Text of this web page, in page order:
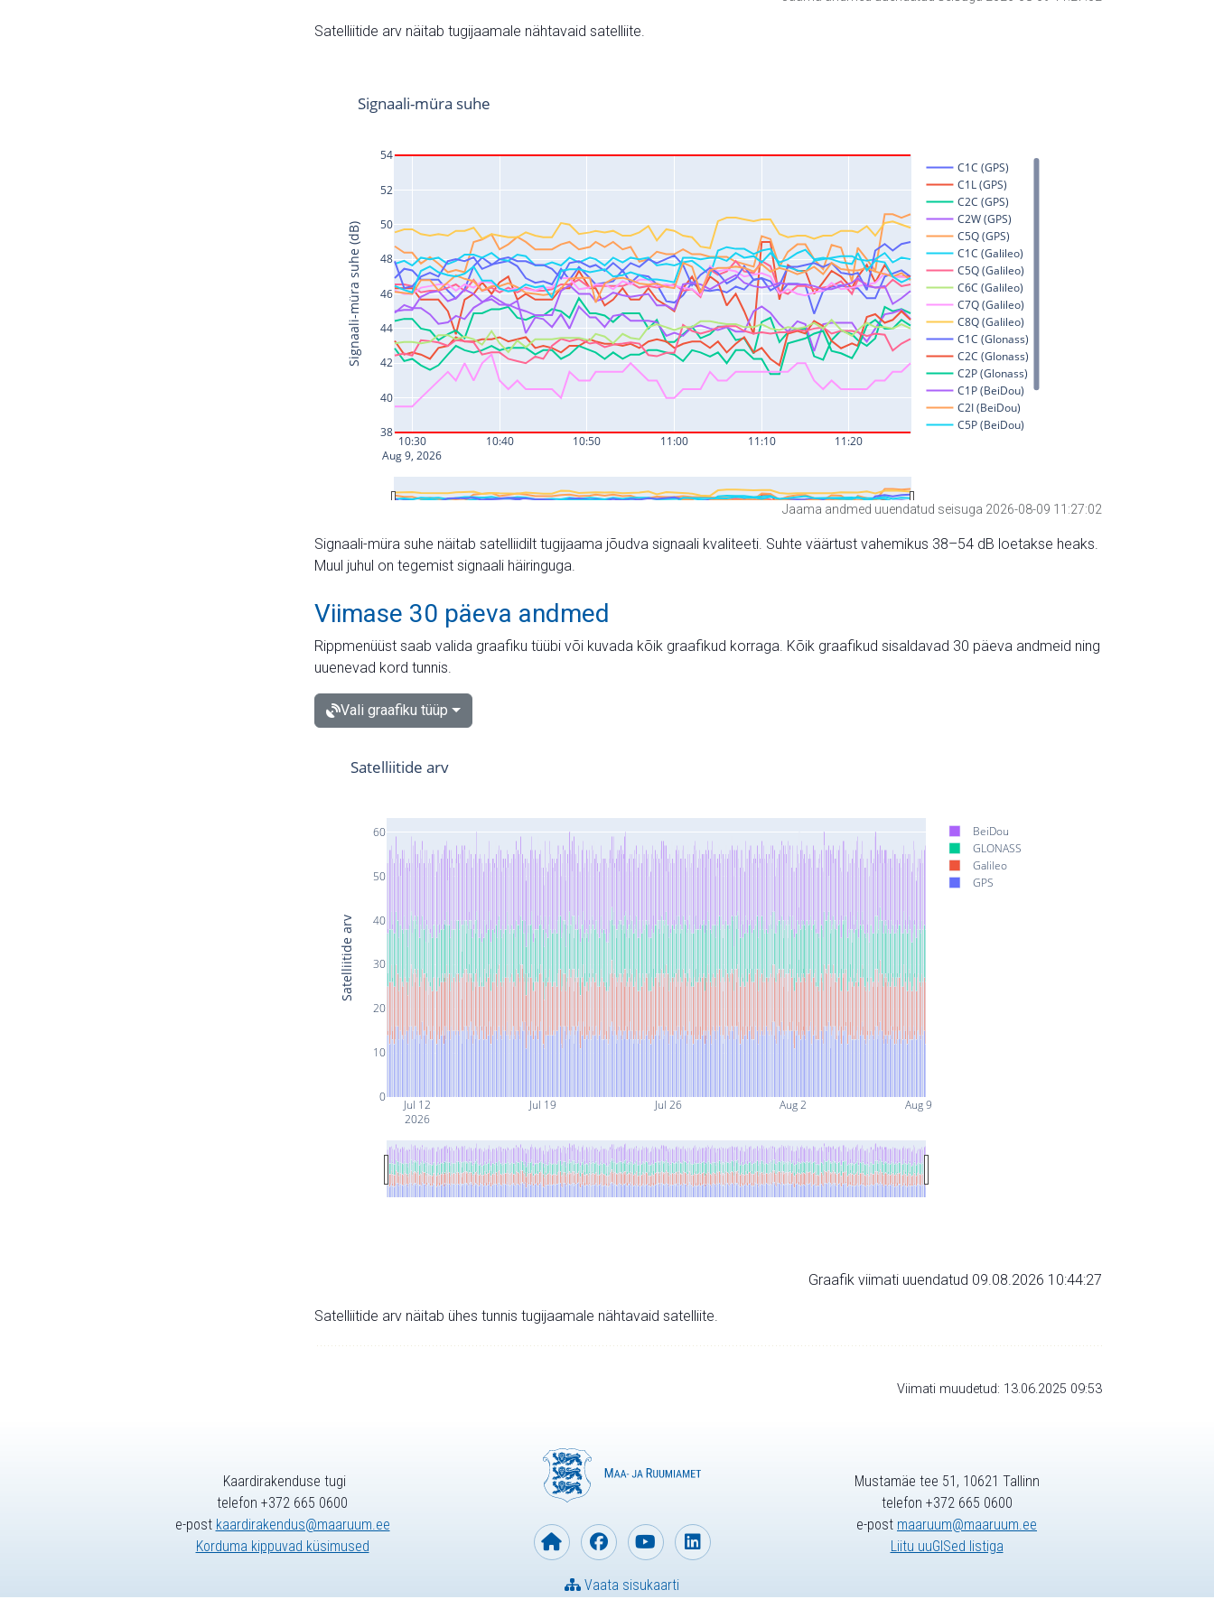
Satelliitide arv näitab tugijaamale nähtavaid satelliite.
Jaama andmed uuendatud seisuga 2026-08-09 11:27:02
Signaali-müra suhe näitab satelliidilt tugijaama jõudva signaali kvaliteeti. Suhte väärtust vahemikus 38–54 dB loetakse heaks.
Muul juhul on tegemist signaali häiringuga.
Viimase 30 päeva andmed
Rippmenüüst saab valida graafiku tüübi või kuvada kõik graafikud korraga. Kõik graafikud sisaldavad 30 päeva andmeid ning
uuenevad kord tunnis.
Vali graafiku tüüp
Jul 12
2026
Jul 19 Jul 26 Aug 2 Aug 9
0
10
20
30
40
50
60
BeiDou
GLONASS
Galileo
GPS
Satelliitide arv
Satelliitide arv
Graafik viimati uuendatud 09.08.2026 10:44:27
Satelliitide arv näitab ühes tunnis tugijaamale nähtavaid satelliite.
Viimati muudetud: 13.06.2025 09:53
Kaardirakenduse tugi
telefon +372 665 0600
e-post kaardirakendus@maaruum.ee
Korduma kippuvad küsimused
Vaata sisukaarti
Mustamäe tee 51, 10621 Tallinn
telefon +372 665 0600
e-post maaruum@maaruum.ee
Liitu uuGISed listiga